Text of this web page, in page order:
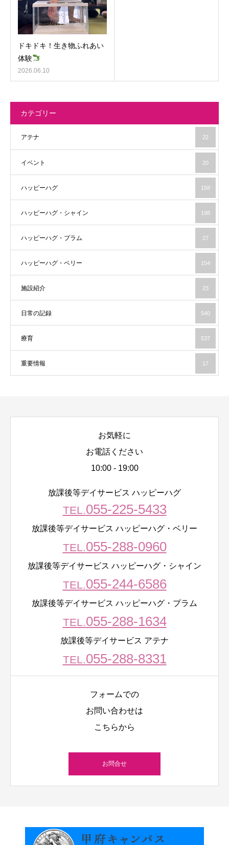
ドキドキ！生き物ふれあい
体験
2026.06.10
カテゴリー
アテナ 22
イベント 20
ハッピーハグ 158
ハッピーハグ・シャイン 198
ハッピーハグ・プラム 27
ハッピーハグ・ベリー 154
施設紹介 23
日常の記録 540
療育 537
重要情報 17
お気軽に
お電話ください
10:00 - 19:00
放課後等デイサービス ハッピーハグ
TEL.055-225-5433
放課後等デイサービス ハッピーハグ・ベリー
TEL.055-288-0960
放課後等デイサービス ハッピーハグ・シャイン
TEL.055-244-6586
放課後等デイサービス ハッピーハグ・プラム
TEL.055-288-1634
放課後等デイサービス アテナ
TEL.055-288-8331
フォームでの
お問い合わせは
こちらから
お問合せ